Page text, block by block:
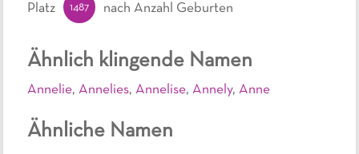
Ähnlich klingende Namen
Annelie, Annelies, Annelise, Annely, Anne
Ähnliche Namen
Platz 1487 nach Anzahl Geburten